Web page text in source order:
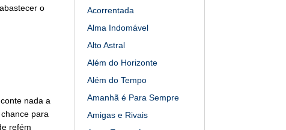
o
nada a
para
refém
Acorrentada
Alma Indomável
Alto Astral
Além do Horizonte
Além do Tempo
Amanhã é Para Sempre
Amigas e Rivais